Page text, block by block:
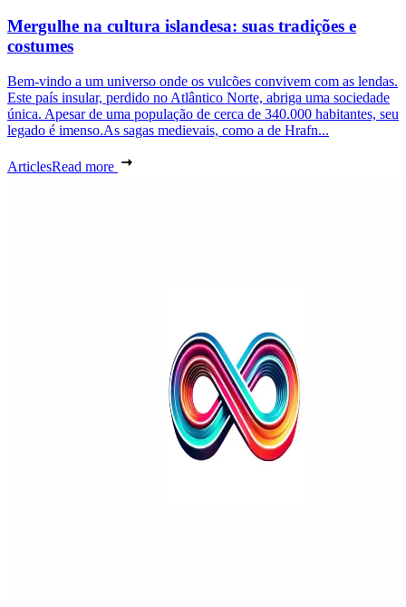
Mergulhe na cultura islandesa: suas tradições e
costumes
Bem-vindo a um universo onde os vulcões convivem com as lendas.
Este país insular, perdido no Atlântico Norte, abriga uma sociedade
única. Apesar de uma população de cerca de 340.000 habitantes, seu
legado é imenso.As sagas medievais, como a de Hrafn...
ArticlesRead more